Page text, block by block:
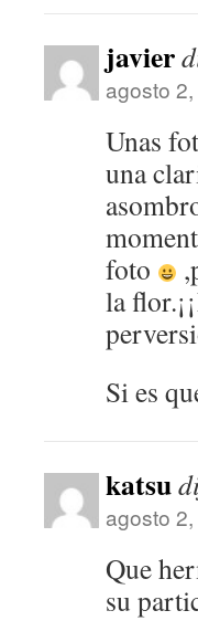
javier
agosto
Unas
una
foto
la
Si es
katsu
agosto
Que
su